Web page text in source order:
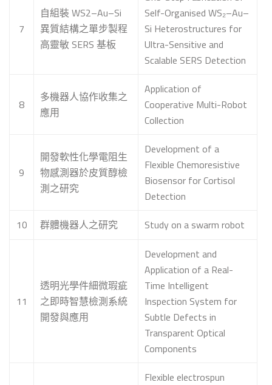
7
自組裝 WS2–Au–Si
異質結構之單步製程
高靈敏 SERS 基板
Self-Organised WS₂–Au–
Si Heterostructures for
Ultra-Sensitive and
Scalable SERS Detection
8
多機器人協作收集之
應用
Application of
Cooperative Multi-Robot
Collection
9
開發軟性化學電阻生
物感測器於皮質醇檢
測之研究
Development of a
Flexible Chemoresistive
Biosensor for Cortisol
Detection
10
群體機器人之研究 Study on a swarm robot
11
透明光學件細微瑕疵
之即時智慧檢測系統
開發與應用
Development and
Application of a Real-
Time Intelligent
Inspection System for
Subtle Defects in
Transparent Optical
Components
Flexible electrospun